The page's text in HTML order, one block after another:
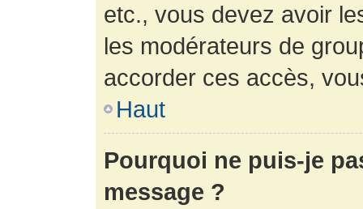
etc., vous devez avoir
les modérateurs de
accorder ces accès,
Haut
Pourquoi ne puis-je
message ?